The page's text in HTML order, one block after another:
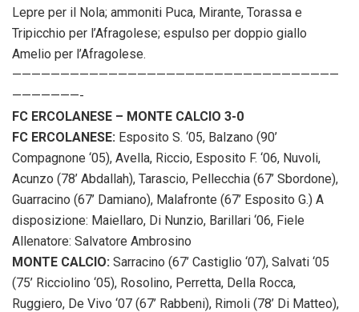
Lepre per il Nola; ammoniti Puca, Mirante, Torassa e
Tripicchio per l’Afragolese; espulso per doppio giallo
Amelio per l’Afragolese.
——————————————————————————————————
———————-
FC ERCOLANESE – MONTE CALCIO 3-0
FC ERCOLANESE: Esposito S. ‘05, Balzano (90’
Compagnone ‘05), Avella, Riccio, Esposito F. ‘06, Nuvoli,
Acunzo (78’ Abdallah), Tarascio, Pellecchia (67’ Sbordone),
Guarracino (67’ Damiano), Malafronte (67’ Esposito G.) A
disposizione: Maiellaro, Di Nunzio, Barillari ‘06, Fiele
Allenatore: Salvatore Ambrosino
MONTE CALCIO: Sarracino (67’ Castiglio ‘07), Salvati ‘05
(75’ Ricciolino ‘05), Rosolino, Perretta, Della Rocca,
Ruggiero, De Vivo ‘07 (67’ Rabbeni), Rimoli (78’ Di Matteo),